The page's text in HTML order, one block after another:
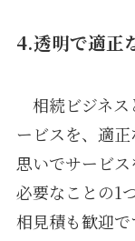
4.透明で適正
相続ビジネス
ービスを、適
思いでサービ
必要なことの1
相見積も歓迎で